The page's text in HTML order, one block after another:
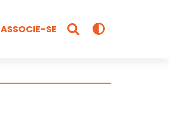
ASSOCIE-SE